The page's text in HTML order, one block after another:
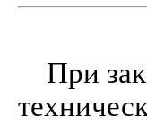
При